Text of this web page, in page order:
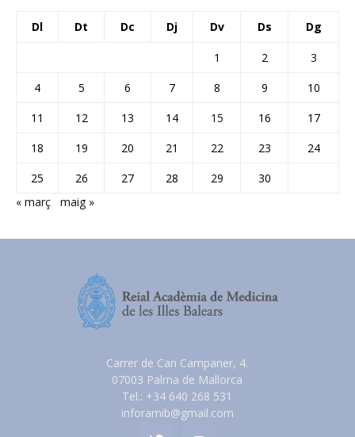
Dl Dt Dc Dj Dv Ds Dg
1 2
3
4
5 6 7 8 9
10
11
12 13 14 15 16
17
18
19 20 21 22 23
24
25
26 27 28 29
30
« març
maig »
Carrer de Can Campaner, 4.
07003 Palma de Mallorca
Tel.: +34 640 268 531
inforamib@gmail.com